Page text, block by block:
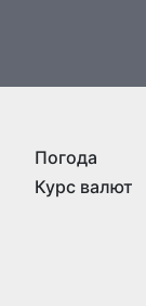
Погода
Курс валют